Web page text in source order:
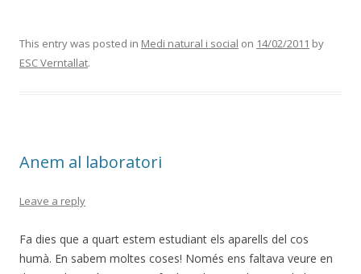
This entry was posted in Medi natural i social on 14/02/2011 by
ESC Verntallat.
Anem al laboratori
Leave a reply
Fa dies que a quart estem estudiant els aparells del cos
humà. En sabem moltes coses! Només ens faltava veure en